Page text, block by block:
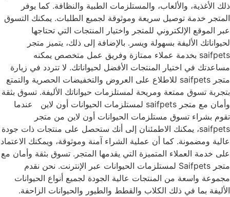
ذلك الأغذية، والألعاب، والمستلزمات الطبية والنظافة. كما يوفر
المتجر خدمة توصيل سريعة وموثوقة لجميع الطلبات. يمكنك التسوق
عبر الموقع الإلكتروني للمتجر واختيار المنتجات التي تحتاجها
لحيواناتك الأليفة بسهولة ويسر. بالإضافة إلى ذلك، يتميز متجر
saifpets بخدمة عملاء ممتازة وفريق عمل متخصص يمكنه
مساعدتك في اختيار المنتجات الأفضل لحيواناتك. لا تتردد في زيارة
متجر saifpets للاطلاع على العروض والتخفيضات الحصرية والتمتع
بتجربة تسوق ممتعة ومريحة لمستلزمات حيواناتك الأليفة. تسوق بثقة
وأمان مع متجر saifpets لمستلزمات الحيوانات أون لاين عندما
تقوم بشراء تسوق مستلزمات الحيوانات أون لاين من متجر
saifpets، يمكنك الاطمئنان إلى أنك ستحصل على منتجات ذات جودة
عالية ومضمونة. كما أن عملية الشراء آمنة وموثوقة، ويمكنك الاعتماد
على خدمة العملاء المتميزة التي يقدمها المتجر. تسوق بثقة وأمان مع
متجر Saifpets لمستلزمات الحيوانات عبر الإنترنت. نحن نقدم
مجموعة واسعة من المنتجات عالية الجودة لجميع أنواع الحيوانات
الأليفة بما في ذلك الكلاب والقطط والطيور والحيوانات الزاحفة.